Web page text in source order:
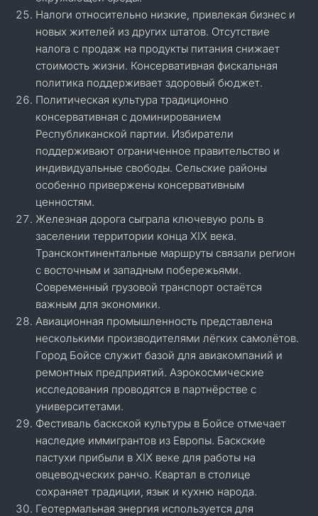
Налоги относительно низкие, привлекая бизнес и
новых жителей из других штатов. Отсутствие
налога с продаж на продукты питания снижает
стоимость жизни. Консервативная фискальная
политика поддерживает здоровый бюджет.
Политическая культура традиционно
консервативная с доминированием
Республиканской партии. Избиратели
поддерживают ограниченное правительство и
индивидуальные свободы. Сельские районы
особенно привержены консервативным
ценностям.
Железная дорога сыграла ключевую роль в
заселении территории конца XIX века.
Трансконтинентальные маршруты связали регион
с восточным и западным побережьями.
Современный грузовой транспорт остаётся
важным для экономики.
Авиационная промышленность представлена
несколькими производителями лёгких самолётов.
Город Бойсе служит базой для авиакомпаний и
ремонтных предприятий. Аэрокосмические
исследования проводятся в партнёрстве с
университетами.
Фестиваль баскской культуры в Бойсе отмечает
наследие иммигрантов из Европы. Баскские
пастухи прибыли в XIX веке для работы на
овцеводческих ранчо. Квартал в столице
сохраняет традиции, язык и кухню народа.
Геотермальная энергия используется для